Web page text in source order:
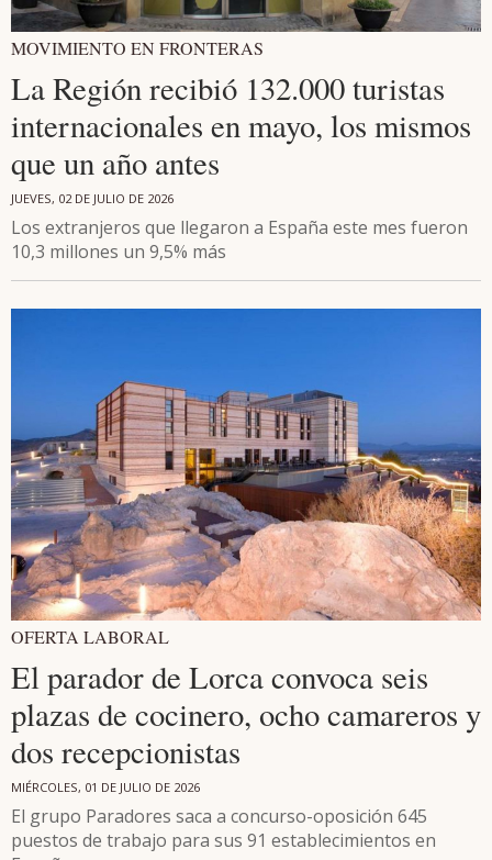
MOVIMIENTO EN FRONTERAS
La Región recibió 132.000 turistas
internacionales en mayo, los mismos
que un año antes
JUEVES, 02 DE JULIO DE 2026
Los extranjeros que llegaron a España este mes fueron
10,3 millones un 9,5% más
OFERTA LABORAL
El parador de Lorca convoca seis
plazas de cocinero, ocho camareros y
dos recepcionistas
MIÉRCOLES, 01 DE JULIO DE 2026
El grupo Paradores saca a concurso-oposición 645
puestos de trabajo para sus 91 establecimientos en